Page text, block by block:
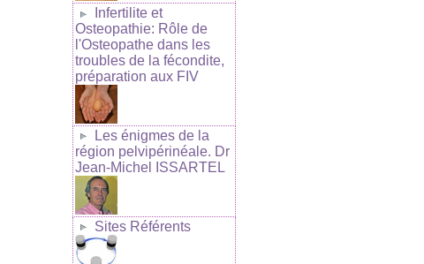
Infertilite et
Osteopathie: Rôle de
l'Osteopathe dans les
troubles de la fécondite,
préparation aux FIV
Les énigmes de la
région pelvipérinéale. Dr
Jean-Michel ISSARTEL
Sites Référents